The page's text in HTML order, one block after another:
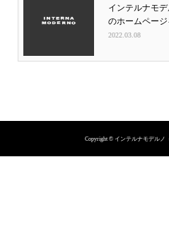
インテルナモデ
のホームペー
2022.03.08
Copyright © インテルナモデルノ